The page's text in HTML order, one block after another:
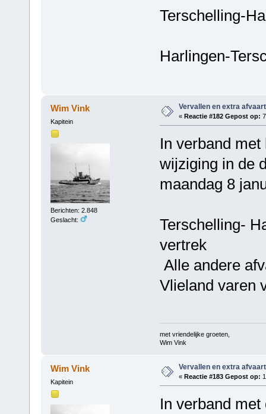
Terschelling-
Harlingen-
Wim Vink
Kapitein
Berichten: 2.848
Geslacht:
Vervallen en extra
« Reactie #182 Gepost op:
In verband
wijziging in de
maandag 8
Terschelling-
vertrek
Alle andere
Vlieland varen
met vriendelijke groeten,
Wim Vink
Wim Vink
Kapitein
Vervallen en extra
« Reactie #183 Gepost op:
In verband